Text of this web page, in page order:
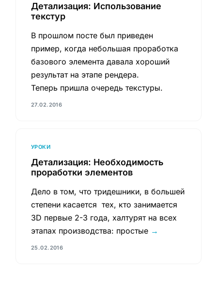
Детализация: Использование
текстур
В прошлом посте был приведен
пример, когда небольшая проработка
базового элемента давала хороший
результат на этапе рендера.
Теперь пришла очередь текстуры.
27.02.2016
УРОКИ
Детализация: Необходимость
проработки элементов
Дело в том, что тридешники, в большей
степени касается тех, кто занимается
3D первые 2-3 года, халтурят на всех
этапах производства: простые →
25.02.2016